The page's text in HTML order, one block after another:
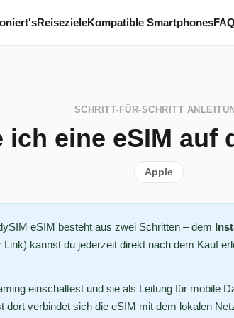
ReisezieleKompatible SmartphonesFAQ
SCHRITT-FÜR-SCHRITT
eine eSIM auf
Apple
eSIM besteht aus zwei Schritten – dem
kannst du jederzeit direkt nach dem Kauf
einschaltest und sie als Leitung für mobile
dort verbindet sich die eSIM mit dem lokalen